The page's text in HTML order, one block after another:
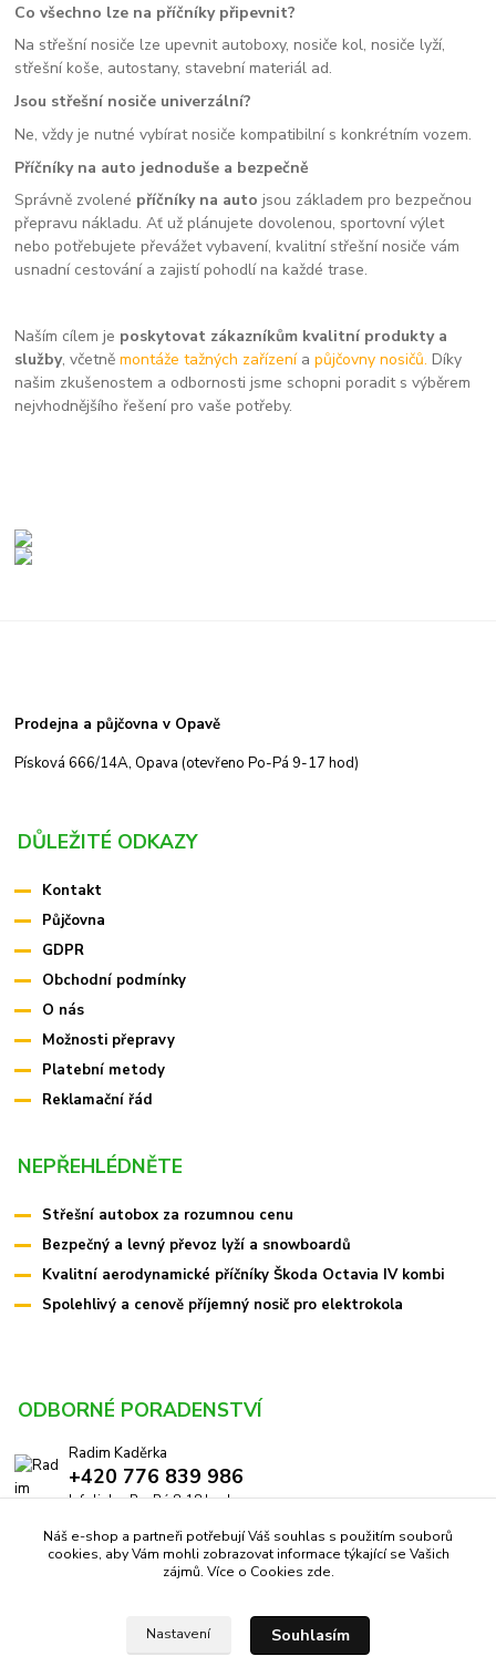
Co všechno lze na příčníky připevnit?
Na střešní nosiče lze upevnit autoboxy, nosiče kol, nosiče lyží,
střešní koše, autostany, stavební materiál ad.
Jsou střešní nosiče univerzální?
Ne, vždy je nutné vybírat nosiče kompatibilní s konkrétním vozem.
Příčníky na auto jednoduše a bezpečně
Správně zvolené příčníky na auto jsou základem pro bezpečnou
přepravu nákladu. Ať už plánujete dovolenou, sportovní výlet
nebo potřebujete převážet vybavení, kvalitní střešní nosiče vám
usnadní cestování a zajistí pohodlí na každé trase.
Naším cílem je poskytovat zákazníkům kvalitní produkty a
služby, včetněmontáže tažných zařízení apůjčovny nosičů. Díky
našim zkušenostem a odbornosti jsme schopni poradit s výběrem
nejvhodnějšího řešení pro vaše potřeby.
Prodejna a půjčovna v Opavě
Písková 666/14A, Opava (otevřeno Po-Pá 9-17 hod)
DŮLEŽITÉ ODKAZY
Kontakt
Půjčovna
GDPR
Obchodní podmínky
O nás
Možnosti přepravy
Platební metody
Reklamační řád
NEPŘEHLÉDNĚTE
Střešní autobox za rozumnou cenu
Bezpečný a levný převoz lyží a snowboardů
Kvalitní aerodynamické příčníky Škoda Octavia IV kombi
Spolehlivý a cenově příjemný nosič pro elektrokola
ODBORNÉ PORADENSTVÍ
Radim Kaděrka
+420 776 839 986
Infolinka: Po-Pá 8-18 hod.
info@pricniky.cz
Náš e-shop a partneři potřebují Váš souhlas s použitím souborů
cookies, aby Vám mohli zobrazovat informace týkající se Vašich
zájmů. Více o Cookies zde.
Nastavení Souhlasím